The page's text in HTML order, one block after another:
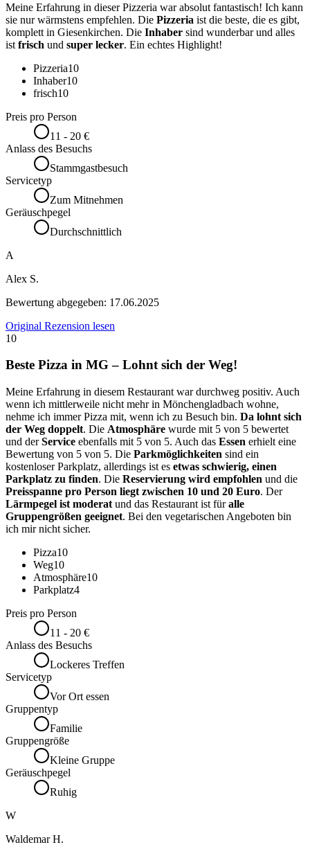
Meine Erfahrung in dieser Pizzeria war absolut fantastisch! Ich kann
sie nur wärmstens empfehlen. Die Pizzeria ist die beste, die es gibt,
komplett in Giesenkirchen. Die Inhaber sind wunderbar und alles
ist frisch und super lecker. Ein echtes Highlight!
Pizzeria10
Inhaber10
frisch10
Preis pro Person
11 - 20 €
Anlass des Besuchs
Stammgastbesuch
Servicetyp
Zum Mitnehmen
Geräuschpegel
Durchschnittlich
A
Alex S.
Bewertung abgegeben: 17.06.2025
Original Rezension lesen
10
Beste Pizza in MG – Lohnt sich der Weg!
Meine Erfahrung in diesem Restaurant war durchweg positiv. Auch
wenn ich mittlerweile nicht mehr in Mönchengladbach wohne,
nehme ich immer Pizza mit, wenn ich zu Besuch bin. Da lohnt sich
der Weg doppelt. Die Atmosphäre wurde mit 5 von 5 bewertet
und derService ebenfalls mit 5 von 5. Auch das Essen erhielt eine
Bewertung von 5 von 5. Die Parkmöglichkeiten sind ein
kostenloser Parkplatz, allerdings ist es etwas schwierig, einen
Parkplatz zu finden. Die Reservierung wird empfohlen und die
Preisspanne pro Person liegt zwischen 10 und 20 Euro. Der
Lärmpegel ist moderat und das Restaurant ist füralle
Gruppengrößen geeignet. Bei den vegetarischen Angeboten bin
ich mir nicht sicher.
Pizza10
Weg10
Atmosphäre10
Parkplatz4
Preis pro Person
11 - 20 €
Anlass des Besuchs
Lockeres Treffen
Servicetyp
Vor Ort essen
Gruppentyp
Familie
Gruppengröße
Kleine Gruppe
Geräuschpegel
Ruhig
W
Waldemar H.